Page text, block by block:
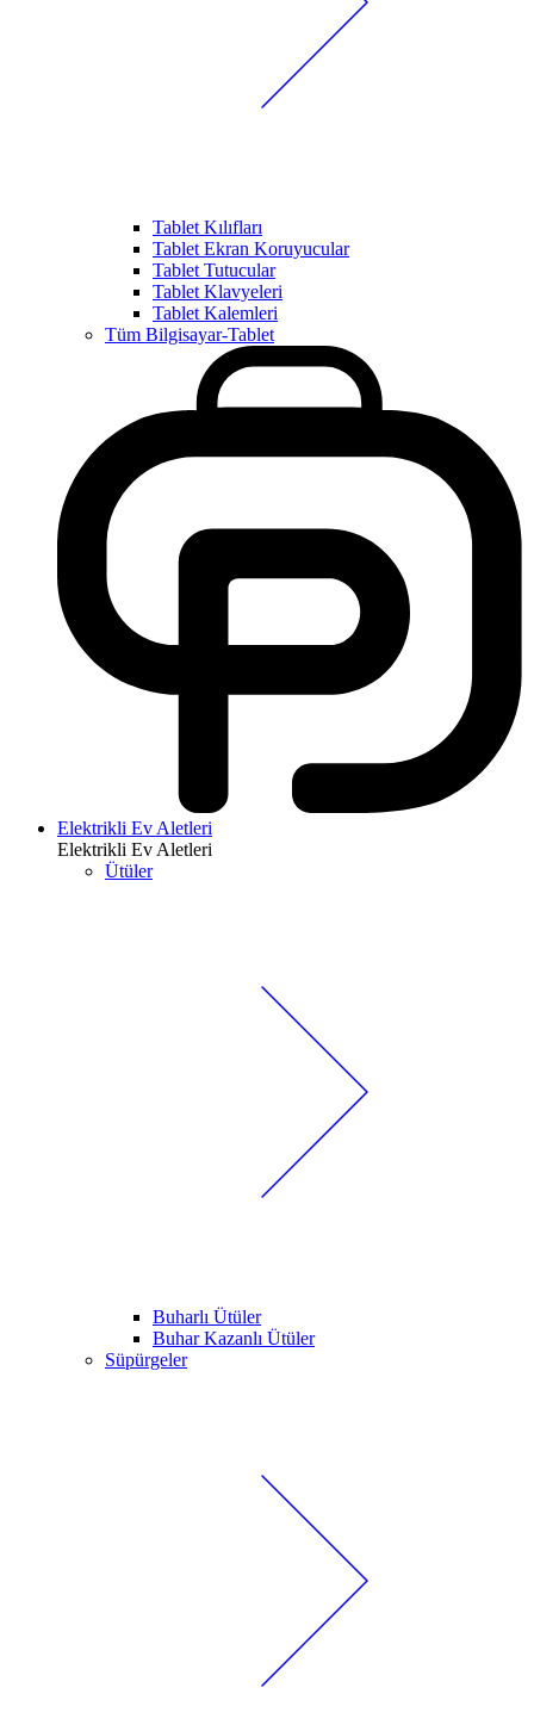
Tablet Kılıfları
Tablet Ekran Koruyucular
Tablet Tutucular
Tablet Klavyeleri
Tablet Kalemleri
Tüm Bilgisayar-Tablet
Elektrikli Ev Aletleri
Elektrikli Ev Aletleri
Ütüler
Buharlı Ütüler
Buhar Kazanlı Ütüler
Süpürgeler